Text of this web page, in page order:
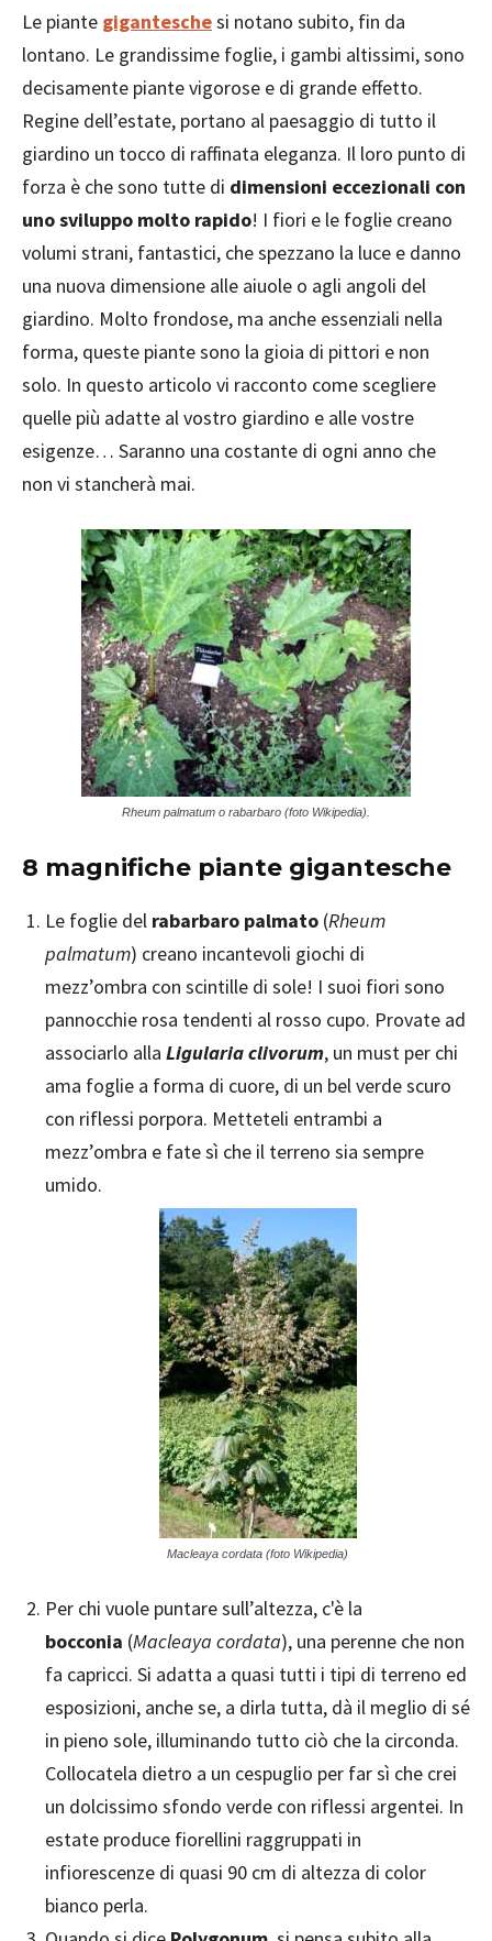
Le piante giganteschesi notano subito, fin da
lontano. Le grandissime foglie, i gambi altissimi, sono
decisamente piante vigorose e di grande effetto.
Regine dell’estate, portano al paesaggio di tutto il
giardino un tocco di raffinata eleganza. Il loro punto di
forza è che sono tutte di dimensioni eccezionali con
uno sviluppo molto rapido! I fiori e le foglie creano
volumi strani, fantastici, che spezzano la luce e danno
una nuova dimensione alle aiuole o agli angoli del
giardino. Molto frondose, ma anche essenziali nella
forma, queste piante sono la gioia di pittori e non
solo. In questo articolo vi racconto come scegliere
quelle più adatte al vostro giardino e alle vostre
esigenze… Saranno una costante di ogni anno che
non vi stancherà mai.
Rheum palmatum o rabarbaro (foto Wikipedia).
8 magnifiche piante gigantesche
Le foglie del rabarbaro palmato (Rheum
palmatum) creano incantevoli giochi di
mezz’ombra con scintille di sole! I suoi fiori sono
pannocchie rosa tendenti al rosso cupo. Provate ad
associarlo alla Ligularia clivorum, un must per chi
ama foglie a forma di cuore, di un bel verde scuro
con riflessi porpora. Metteteli entrambi a
mezz’ombra e fate sì che il terreno sia sempre
umido.
Macleaya cordata (foto Wikipedia)
Per chi vuole puntare sull’altezza, c'è la
bocconia (Macleaya cordata), una perenne che non
fa capricci. Si adatta a quasi tutti i tipi di terreno ed
esposizioni, anche se, a dirla tutta, dà il meglio di sé
in pieno sole, illuminando tutto ciò che la circonda.
Collocatela dietro a un cespuglio per far sì che crei
un dolcissimo sfondo verde con riflessi argentei. In
estate produce fiorellini raggruppati in
infiorescenze di quasi 90 cm di altezza di color
bianco perla.